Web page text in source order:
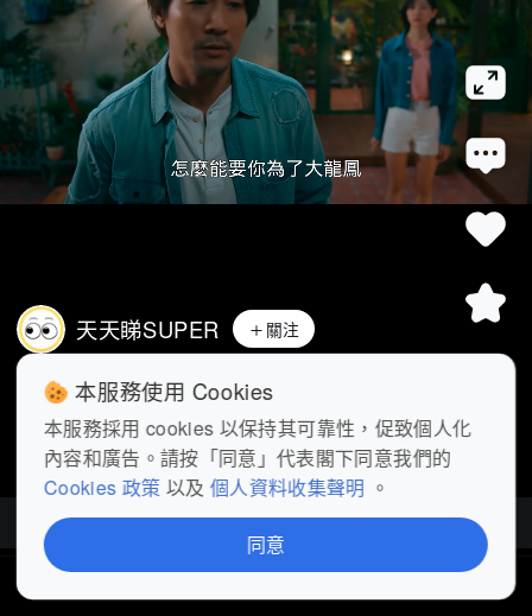
天天睇SUPER 關注
《麻雀樂團》第22集精華丨阿久家明靈魂
の合奏-穿越時空感動宇宙 #影視...
查看更多
麻雀樂團| 全25集
本服務使用 Cookies
本服務採用 cookies 以保持其可靠性，促致個人化
內容和廣告。請按「同意」代表閣下同意我們的
Cookies 政策 以及 個人資料收集聲明 。
同意